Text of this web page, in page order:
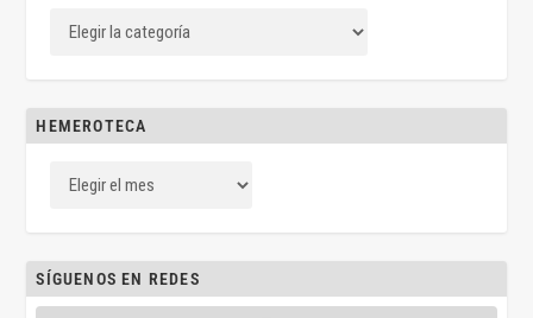
HEMEROTECA
SÍGUENOS EN REDES